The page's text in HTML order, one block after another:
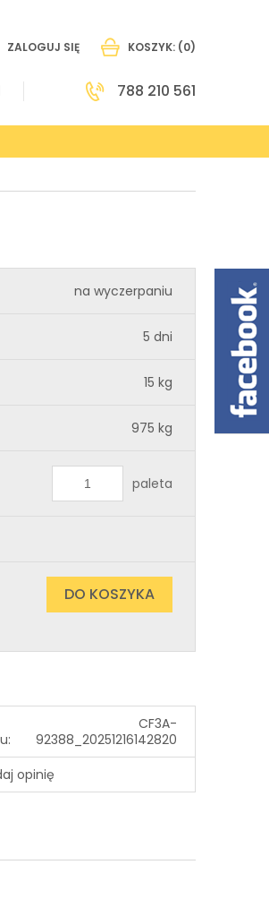
ZALOGUJ SIĘ KOSZYK: (0)
788 210 561
na wyczerpaniu
5 dni
15 kg
975 kg
paleta
DO KOSZYKA
CF3A-
92388_20251216142820
opinię